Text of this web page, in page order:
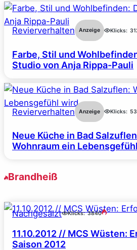
Revierverhalten Anzeige Klicks:
Farbe, Stil und
Studio von Anja Rippa-Pauli
Revierverhalten Anzeige Klicks: 53
Neue Küche in Bad
Wohnraum ein
Brandheiß
Nachgesalzt Klicks: 3840
11.10.2012 // MCS Wüsten:
Saison 2012